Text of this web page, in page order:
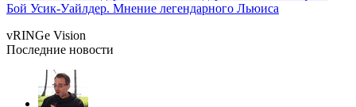
Бой Усик-Уайлдер. Мнение легендарного Льюиса
vRINGe Vision
Последние новости